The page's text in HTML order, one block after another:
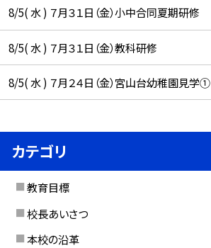
8/5( 水 ) ７月３１日（金）小中合同夏期研修
8/5( 水 ) ７月３１日（金）教科研修
8/5( 水 ) ７月２４日（金）宮山台幼稚園見学①
カテゴリ
教育目標
校長あいさつ
本校の沿革